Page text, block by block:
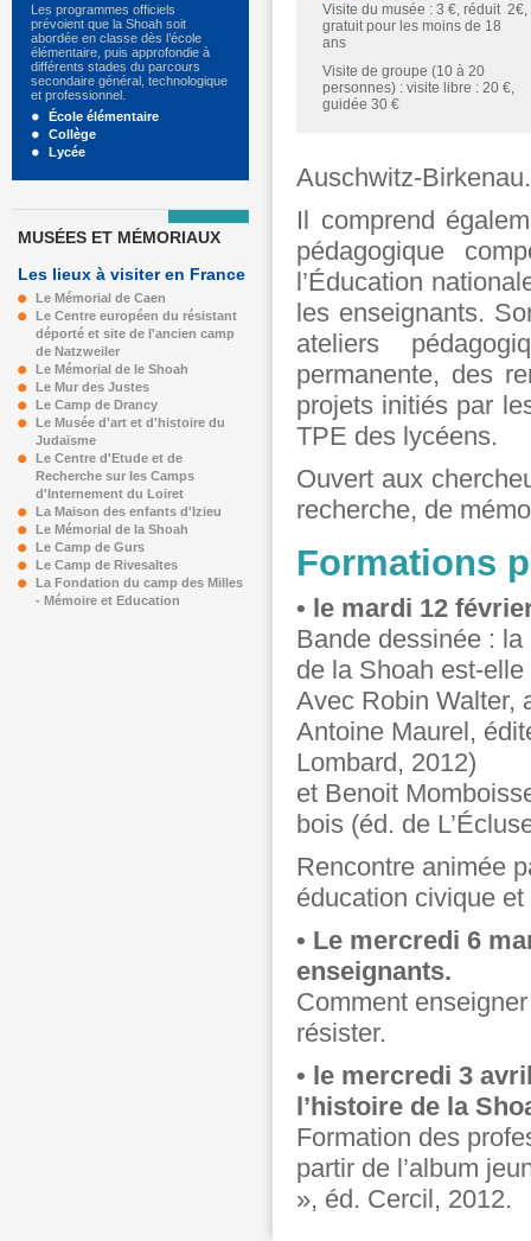
Les programmes officiels
prévoient que la Shoah soit
abordée en classe dès l’école
élémentaire, puis approfondie à
différents stades du parcours
secondaire général, technologique
et professionnel.
École élémentaire
Collège
Lycée
MUSÉES ET MÉMORIAUX
Les lieux à visiter en France
Le Mémorial de Caen
Le Centre européen du résistant
déporté et site de l'ancien camp
de Natzweiler
Le Mémorial de le Shoah
Le Mur des Justes
Le Camp de Drancy
Le Musée d'art et d'histoire du
Judaïsme
Le Centre d'Etude et de
Recherche sur les Camps
d'Internement du Loiret
La Maison des enfants d'Izieu
Le Mémorial de la Shoah
Le Camp de Gurs
Le Camp de Rivesaltes
La Fondation du camp des Milles
- Mémoire et Education
Visite du musée : 3 €, réduit 2€,
gratuit pour les moins de 18
ans
Visite de groupe (10 à 20
personnes) : visite libre : 20 €,
guidée 30 €
Auschwitz-Birkenau.
Il comprend
pédagogique
l’Éducation
les enseignants.
ateliers
permanente, des
projets initiés par
TPE des lycéens.
Ouvert aux
recherche, de
Formations
• le mardi 12
Bande dessinée :
de la Shoah est-
Avec Robin Walter,
Antoine Maurel,
Lombard, 2012)
et Benoit
bois (éd. de
Rencontre animée
éducation civique
• Le mercredi 6
enseignants.
Comment
résister.
• le mercredi 3
l’histoire de la
Formation des
partir de l’album
», éd. Cercil, 2012.